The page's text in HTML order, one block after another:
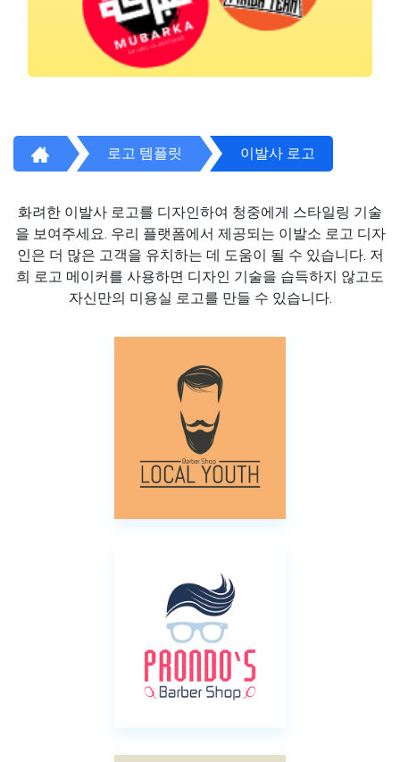
로고 템플릿 이발사 로고
화려한 이발사 로고를 디자인하여 청중에게 스타일링 기술
을 보여주세요. 우리 플랫폼에서 제공되는 이발소 로고 디자
인은 더 많은 고객을 유치하는 데 도움이 될 수 있습니다. 저
희 로고 메이커를 사용하면 디자인 기술을 습득하지 않고도
자신만의 미용실 로고를 만들 수 있습니다.